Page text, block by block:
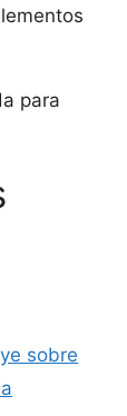
para
sobre